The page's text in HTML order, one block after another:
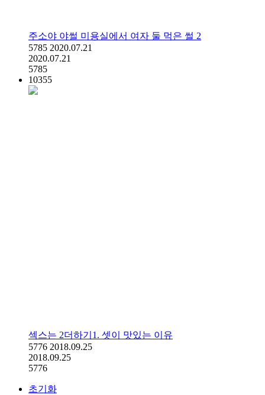
주소야 야썰 미용실에서 여자 둘 먹은 썰 2
5785 2020.07.21
2020.07.21
5785
10355
섹스는 2더하기1. 셋이 맛있는 이유
5776 2018.09.25
2018.09.25
5776
초기화